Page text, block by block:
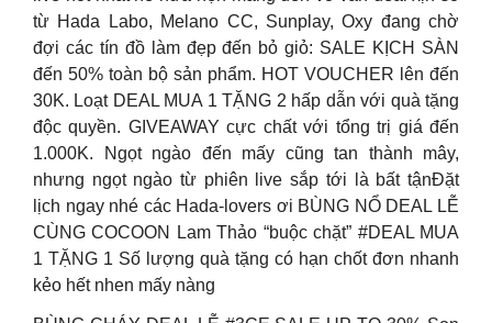
từ Hada Labo, Melano CC, Sunplay, Oxy đang chờ
đợi các tín đồ làm đẹp đến bỏ giỏ: SALE KỊCH SÀN
đến 50% toàn bộ sản phẩm. HOT VOUCHER lên đến
30K. Loạt DEAL MUA 1 TẶNG 2 hấp dẫn với quà tặng
độc quyền. GIVEAWAY cực chất với tổng trị giá đến
1.000K. Ngọt ngào đến mấy cũng tan thành mây,
nhưng ngọt ngào từ phiên live sắp tới là bất tậnĐặt
lịch ngay nhé các Hada-lovers ơi BÙNG NỔ DEAL LỄ
CÙNG COCOON Lam Thảo “buộc chặt” #DEAL MUA
1 TẶNG 1 Số lượng quà tặng có hạn chốt đơn nhanh
kẻo hết nhen mấy nàng